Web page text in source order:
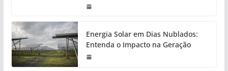
Energia Solar em Dias Nublados:
Entenda o Impacto na Geração